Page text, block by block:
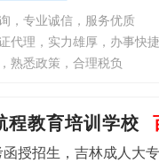
，专业诚信，服务优质
代理，实力雄厚，办事快捷
熟悉政策，合理税负
程教育培训学校
授招生，吉林成人大